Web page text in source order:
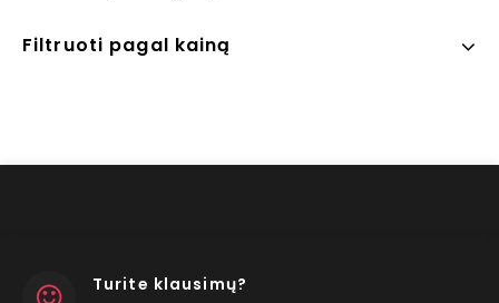
Filtruoti pagal kainą
Turite klausimų?